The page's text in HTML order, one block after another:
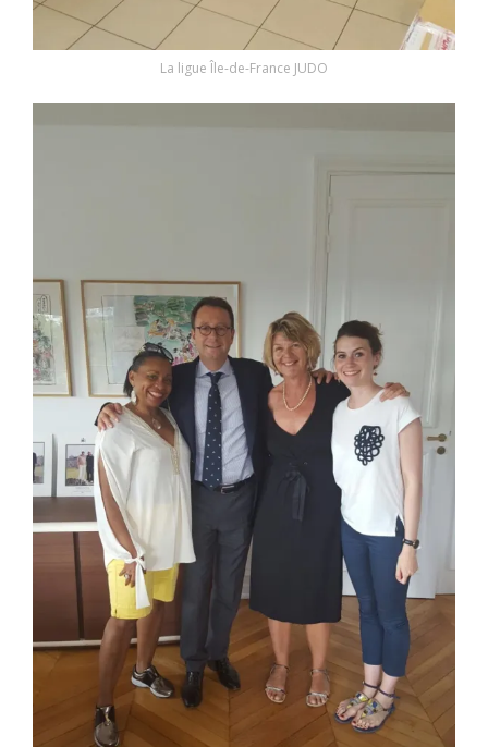
La ligue Île-de-France JUDO